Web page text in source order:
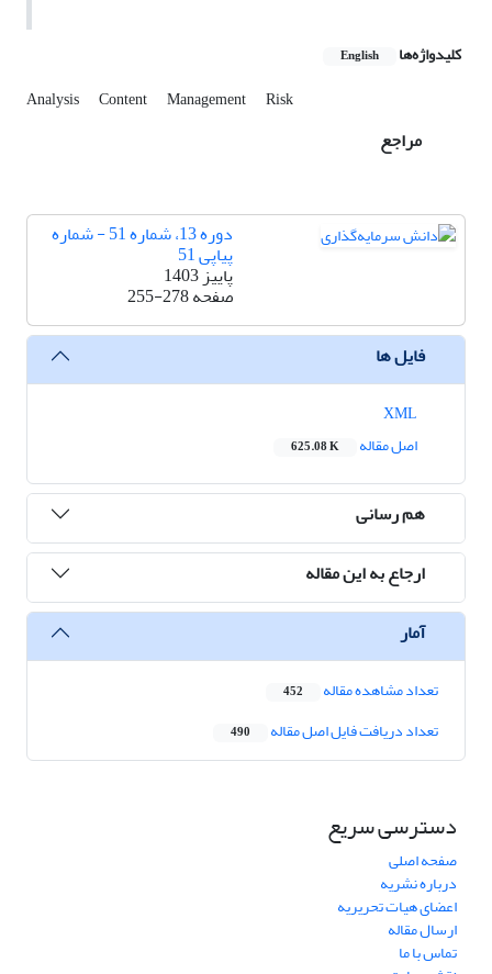
کلیدواژه‌ها English
Analysis Content Management Risk
مراجع
دوره 13، شماره 51 - شماره
پیاپی 51
پاییز 1403
صفحه255-278
فایل ها
اصل مقاله
625.08 K
هم رسانی
ارجاع به این مقاله
آمار
تعداد مشاهده مقاله 452
تعداد دریافت فایل اصل مقاله 490
دسترسی سریع
صفحه اصلی
درباره نشریه
اعضای هیات تحریریه
ارسال مقاله
تماس با ما